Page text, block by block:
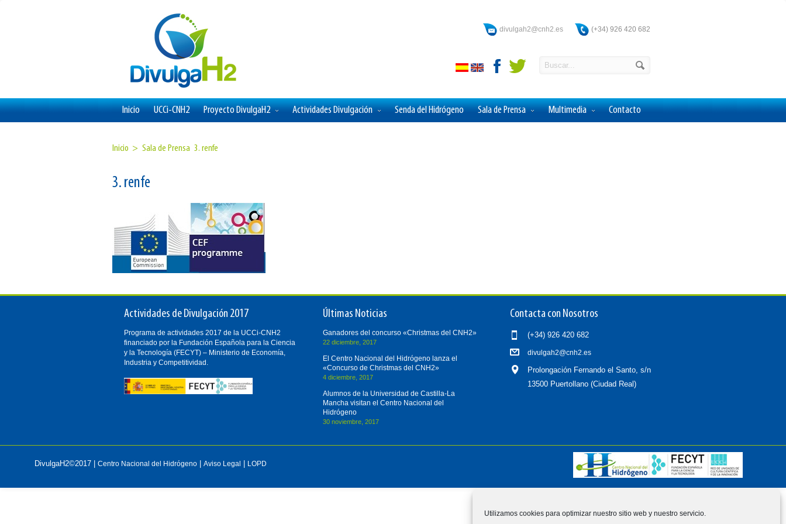
Utilizamos cookies para optimizar nuestro sitio web y nuestro servicio.
(+34) 926 420 682
divulgah2@cnh2.es
Inicio UCCi-CNH2 Proyecto DivulgaH2 Actividades Divulgación Senda del Hidrógeno Sala de Prensa Multimedia Contacto
Inicio > Sala de Prensa 3. renfe
3. renfe
Actividades de Divulgación 2017
Programa de actividades 2017 de la UCCi-CNH2
financiado por la Fundación Española para la Ciencia
y la Tecnología (FECYT) – Ministerio de Economía,
Industria y Competitividad.
Últimas Noticias
Ganadores del concurso «Christmas del CNH2»
22 diciembre, 2017
El Centro Nacional del Hidrógeno lanza el
«Concurso de Christmas del CNH2»
4 diciembre, 2017
Alumnos de la Universidad de Castilla-La
Mancha visitan el Centro Nacional del
Hidrógeno
30 noviembre, 2017
Contacta con Nosotros
(+34) 926 420 682
divulgah2@cnh2.es
Prolongación Fernando el Santo, s/n
13500 Puertollano (Ciudad Real)
DivulgaH2©2017 |Centro Nacional del Hidrógeno |Aviso Legal LOPD